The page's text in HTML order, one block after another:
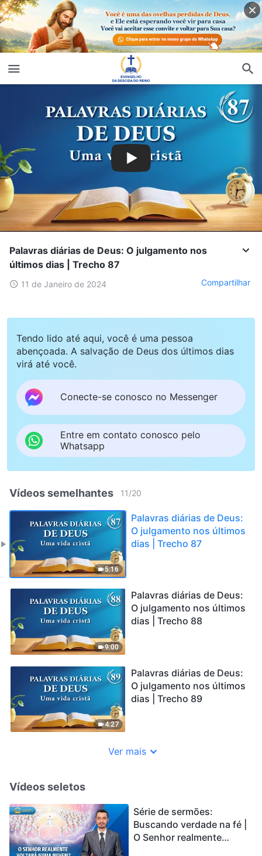
Palavras diárias de Deus: O julgamento nos
últimos dias | Trecho 87
11 de Janeiro de 2024 Compartilhar
Tendo lido até aqui, você é uma pessoa
abençoada. A salvação de Deus dos últimos dias
virá até você.
Conecte-se conosco no Messenger
Entre em contato conosco pelo
Whatsapp
Vídeos semelhantes 11/20
5:16
Palavras diárias de Deus:
O julgamento nos últimos
dias | Trecho 87
9:00
Palavras diárias de Deus:
O julgamento nos últimos
dias | Trecho 88
4:27
Palavras diárias de Deus:
O julgamento nos últimos
dias | Trecho 89
Ver mais
Vídeos seletos
Série de sermões:
Buscando verdade na fé |
O Senhor realmente